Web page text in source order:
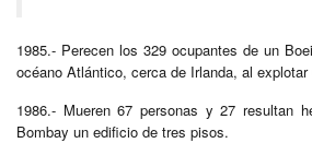
1985.- Perecen los 329 ocupantes de un
océano Atlántico, cerca de Irlanda, al explotar
1986.- Mueren 67 personas y 27 resultan
Bombay un edificio de tres pisos.